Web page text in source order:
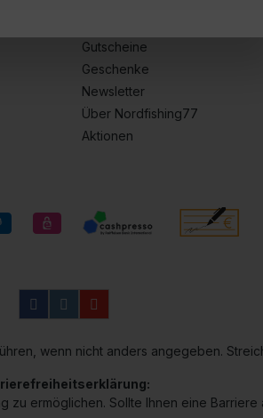
Gutscheine
Geschenke
Newsletter
Über Nordfishing77
Aktionen
wenn nicht anders angegeben.
ermöglichen. Sollte Ihnen eine